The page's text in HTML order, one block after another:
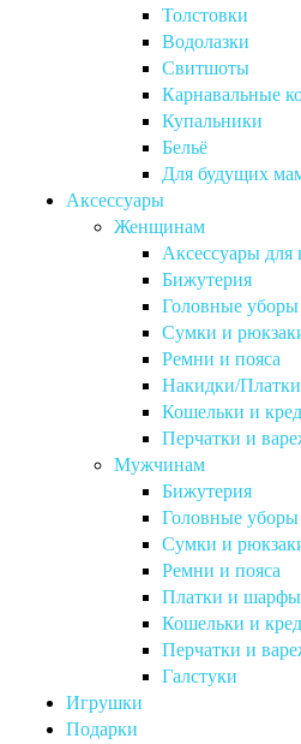
Толстовки
Водолазки
Свитшоты
Карнавальные
Купальники
Бельё
Для будущих
Аксессуары
Женщинам
Аксессуары для
Бижутерия
Головные уборы
Сумки и
Ремни и пояса
Накидки/
Кошельки и
Перчатки и
Мужчинам
Бижутерия
Головные уборы
Сумки и
Ремни и пояса
Платки и шарфы
Кошельки и
Перчатки и
Галстуки
Игрушки
Подарки